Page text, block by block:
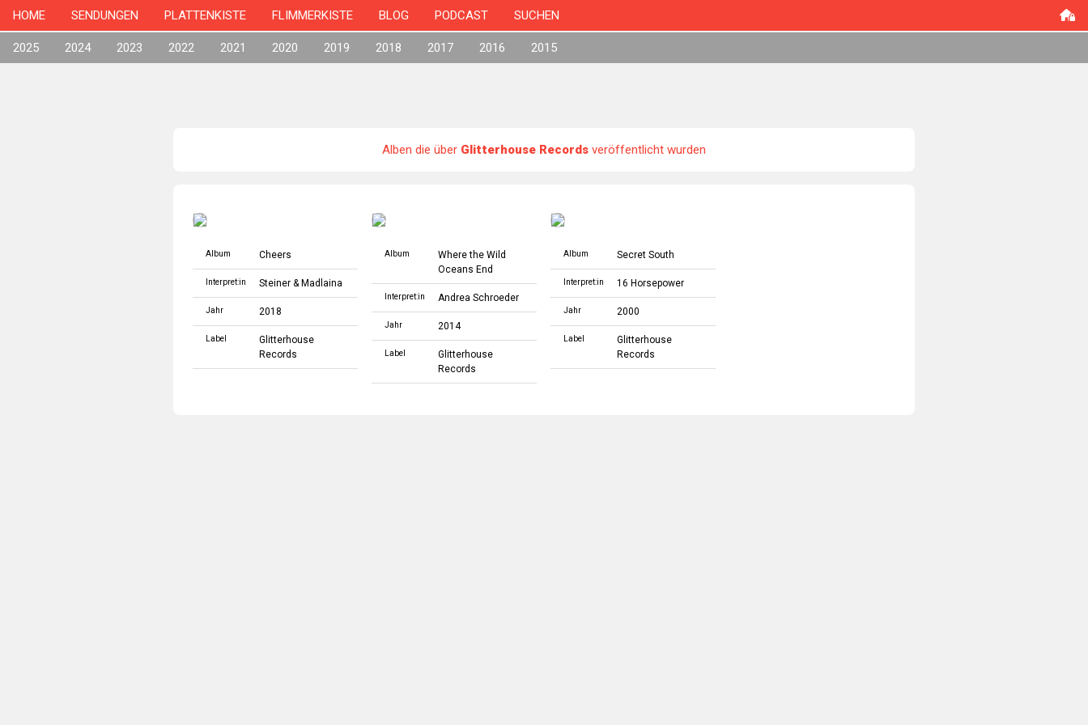
HOME SENDUNGEN PLATTENKISTE FLIMMERKISTE BLOG PODCAST SUCHEN
2025 2024 2023 2022 2021 2020 2019 2018 2017 2016 2015
Alben die über Glitterhouse Records veröffentlicht wurden
Album Cheers
Interpret:in Steiner & Madlaina
Jahr 2018
Label
Glitterhouse
Records
Album
Where the Wild
Oceans End
Interpret:in Andrea Schroeder
Jahr 2014
Label
Glitterhouse
Records
Album Secret South
Interpret:in 16 Horsepower
Jahr 2000
Label
Glitterhouse
Records